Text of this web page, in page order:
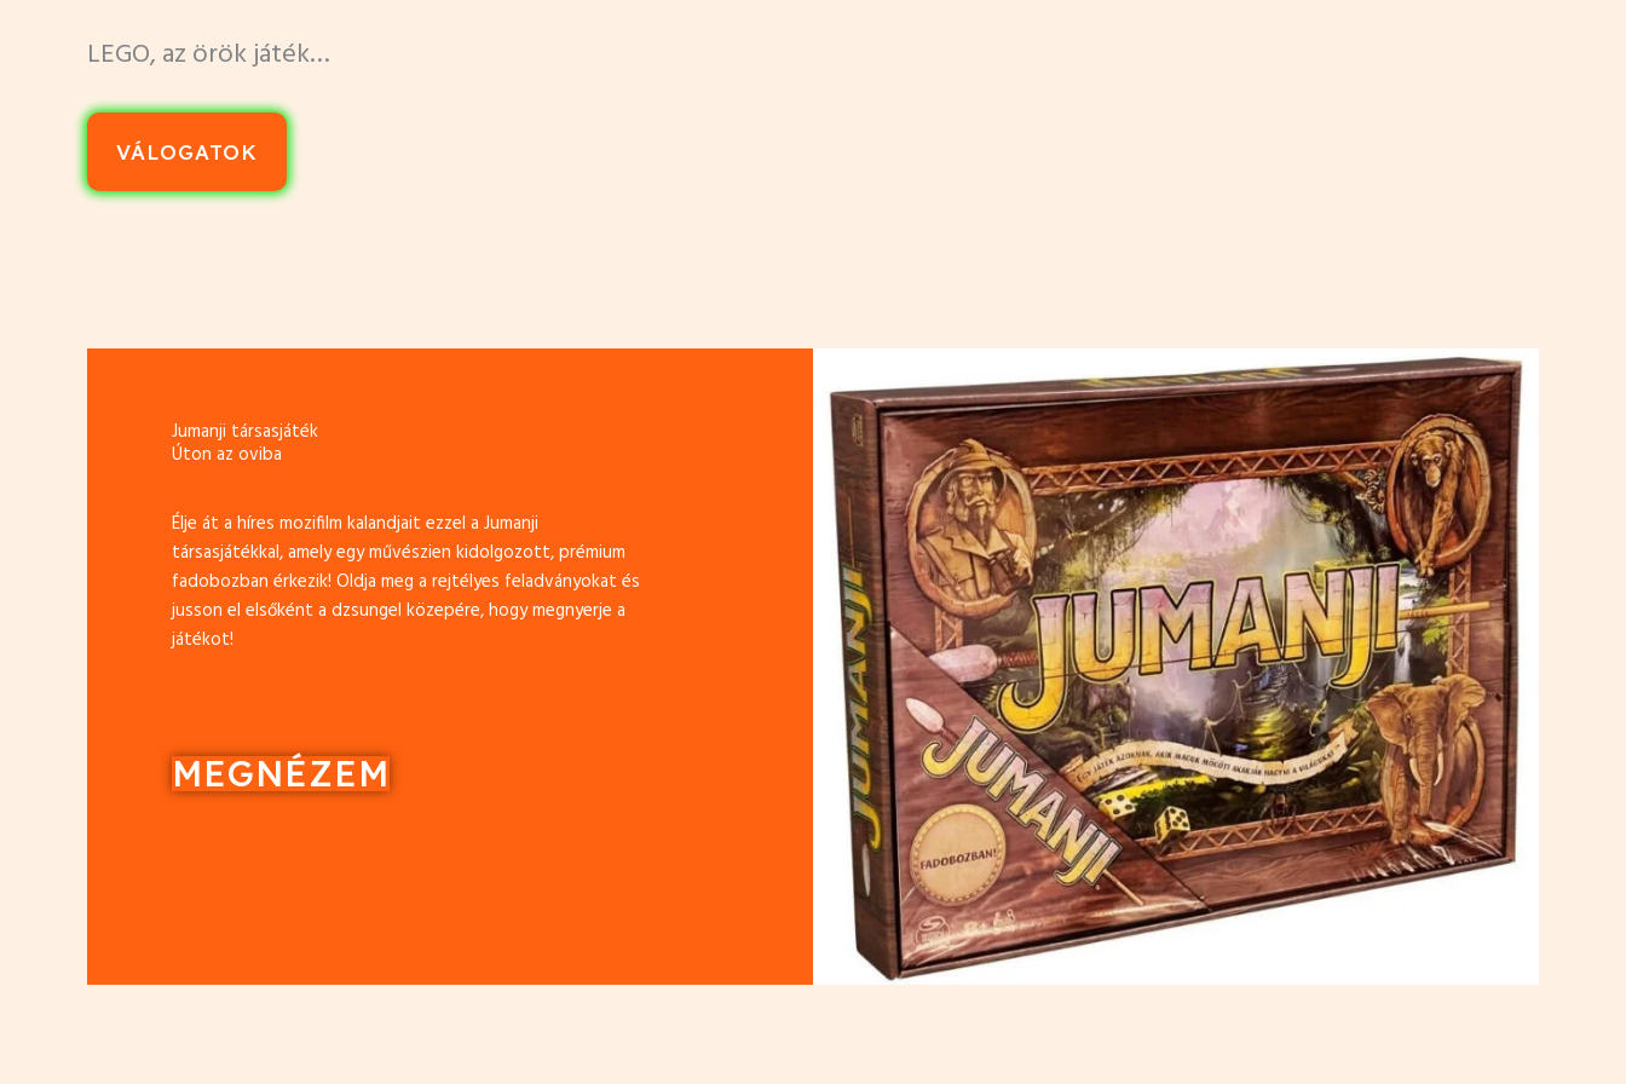
LEGO, az örök játék…
VÁLOGATOK
Jumanji társasjáték
Úton az oviba
Élje át a híres mozifilm kalandjait ezzel a Jumanji
társasjátékkal, amely egy művészien kidolgozott, prémium
fadobozban érkezik! Oldja meg a rejtélyes feladványokat és
jusson el elsőként a dzsungel közepére, hogy megnyerje a
játékot!
MEGNÉZEM